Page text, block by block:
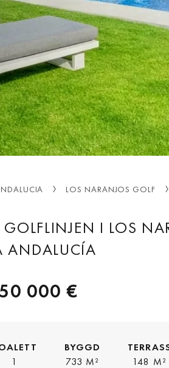
LOS NARANJOS GOLF
GOLFLINJEN I LOS
ANDALUCÍA
000 €
1
BYGGD
733 M²
148 M²